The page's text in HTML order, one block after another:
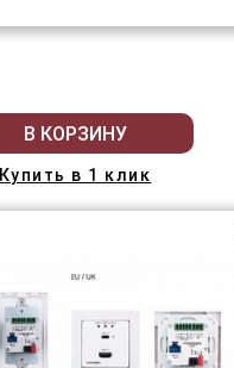
В КОРЗИНУ
Купить в 1 клик